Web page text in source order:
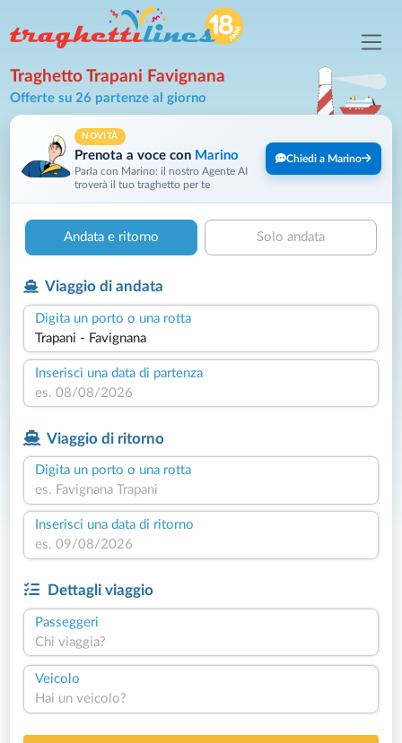
Traghetto Trapani Favignana
Offerte su 26 partenze al giorno
NOVITÀ
Prenota a voce con Marino
Parla con Marino: il nostro Agente AI
troverà il tuo traghetto per te
Chiedi a Marino
Andata e ritorno Solo andata
Viaggio di andata
Digita un porto o una rotta
Inserisci una data di partenza
Viaggio di ritorno
Digita un porto o una rotta
Inserisci una data di ritorno
Dettagli viaggio
Passeggeri
Chi viaggia?
Veicolo
Hai un veicolo?